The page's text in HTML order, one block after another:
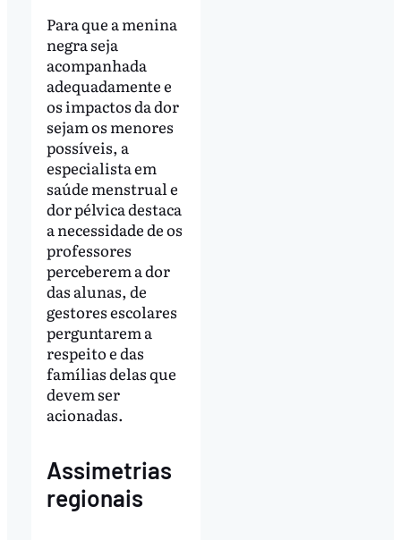
Para que a menina
negra seja
acompanhada
adequadamente e
os impactos da dor
sejam os menores
possíveis, a
especialista em
saúde menstrual e
dor pélvica destaca
a necessidade de os
professores
perceberem a dor
das alunas, de
gestores escolares
perguntarem a
respeito e das
famílias delas que
devem ser
acionadas.
Assimetrias
regionais